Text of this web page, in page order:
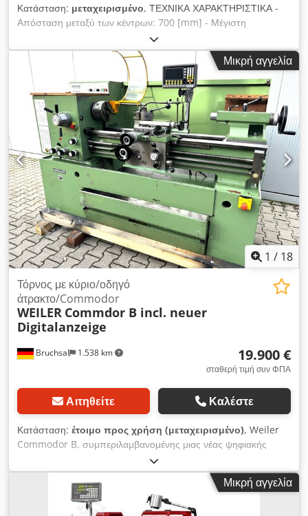
Κατάσταση: μεταχειρισμένο, ΤΕΧΝΙΚΑ ΧΑΡΑΚΤΗΡΙΣΤΙΚΑ -
Απόσταση μεταξύ των κέντρων: 700 [mm] - Μέγιστη
διάμετρος στο τραπέζι εργασίας: 380 [mm] - Επεξεργάσιμη
διάμετρος μεταξύ των κέντρων: 200 [mm] - Διαδρομή άξονα
X/Z: 180 / 610 [mm] ΚΥΡΙΑ ΑΤΡΑΚΤΟΣ - Κώνος άτρακτου: A1-
6" - Διάμετρος οπής άτρακτου: 54 [mm] - Ταχύτητα άτρακτου:
0 - 3000 [στρ./λεπτό] - Ισχύς κινητήρα άτρακτου: 11 [kW] -
ΟΥΡΑ - Τύπος κώνου: CM4 - Διάμετρος ούρας: 60 [mm] -
Διαδρομή ούρας: 140 [mm] ΗΛΕΚΤΡΙΚΗ ΠΑΡΟΧΗ - Τάση
παροχής: 400 [V] ΒΑΡΟΣ ΚΑΙ ΔΙΑΣΤΑΣΕΙΣ - Απαιτούμενος
χώρος: 1.950 x 1.320 [mm] - Ύψος μηχανήματος: 1.820 [mm]
- Βάρος μηχανήματος: 2.000 [kg] ΠΡΟΣΘΕΤΙΚΟΣ
ΕΞΟΠΛΙΣΜΟΣ - CNC SIEMENS (Συστήματος αριθμητικής
εντολής) - Οθόνη ελέγχου LCD - Γρήγορη αλλαγή εργαλείων,
περιστρεφόμενη κεφαλή τύπου Multifix - Δεξαμενή ψυκτικού
υγρού - Τσοκ 3 γνάθων Crsdpfozqgyvex Abtsf
Μικρή αγγελία
1 / 18
Bruchsal 1.538 km
Τόρνος με κύριο/οδηγό
άτρακτο/Commodor
WEILER Commdor B incl. neuer
Digitalanzeige
19.900 €
σταθερή τιμή συν ΦΠΑ
Αιτηθείτε Καλέστε
Κατάσταση: έτοιμο προς χρήση (μεταχειρισμένο), Weiler
Commodor B, συμπεριλαμβανομένης μιας νέας ψηφιακής
οθόνης 3 αξόνων, προερχόμενης από εκπαιδευτικό ίδρυμα.
-Σήμανση GS -Ψηφιακή οθόνη 3 αξόνων – ΚΑΙΝΟΥΡΓΙΑ
-Μέγιστο ύψος κέντρου 180 mm -Μέγιστη απόσταση μεταξύ
κέντρων 1000 mm -Διάμετρος οπής ατράκτου 56 mm
Μικρή αγγελία